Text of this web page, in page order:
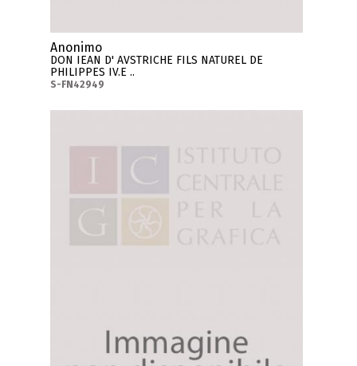
Anonimo
DON IEAN D' AVSTRICHE FILS NATUREL DE
PHILIPPES IV.E ..
S-FN42949